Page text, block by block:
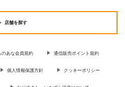
店舗を探す
のあな会員規約 通信販売ポイント規約
個人情報保護方針 クッキーポリシー